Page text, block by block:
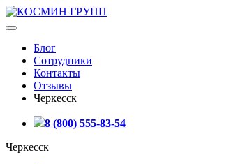
Блог
Сотрудники
Контакты
Отзывы
Черкесск
8 (800) 555-83-54
Черкесск